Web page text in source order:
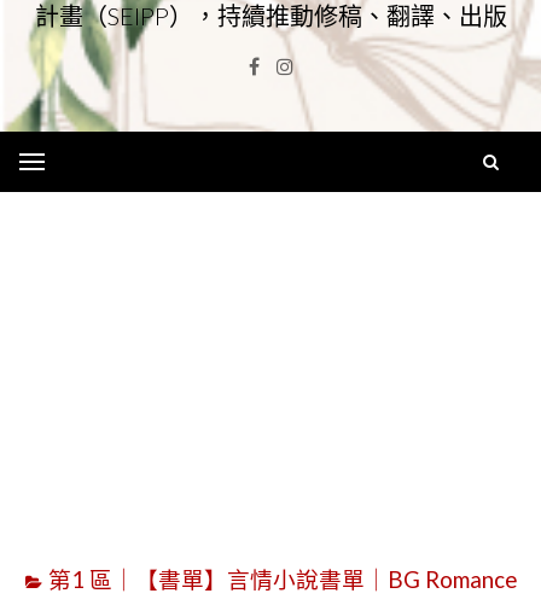
計畫（SEIPP），持續推動修稿、翻譯、出版
Facebook
Instagram
第1 區｜【書單】言情小說書單｜BG Romance